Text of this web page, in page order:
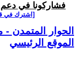
فشاركونا في دعم
[اشترك في
الحوار المتمدن -
الموقع الرئيسي